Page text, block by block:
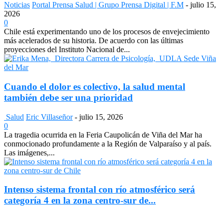
Noticias Portal Prensa Salud | Grupo Prensa Digital | F.M - julio 15,
2026
0
Chile está experimentando uno de los procesos de envejecimiento
más acelerados de su historia. De acuerdo con las últimas
proyecciones del Instituto Nacional de...
Cuando el dolor es colectivo, la salud mental
también debe ser una prioridad
Salud Eric Villaseñor - julio 15, 2026
0
La tragedia ocurrida en la Feria Caupolicán de Viña del Mar ha
conmocionado profundamente a la Región de Valparaíso y al país.
Las imágenes,...
Intenso sistema frontal con río atmosférico será
categoría 4 en la zona centro-sur de...